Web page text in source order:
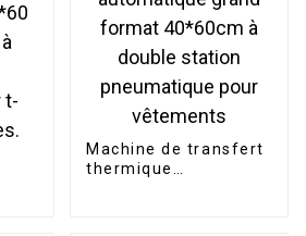
Machine de transfert
thermique